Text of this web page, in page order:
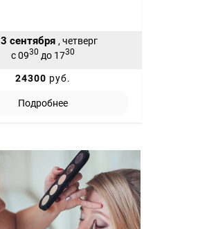
3 сентября , четверг
с 0930 до 1730
24300 руб.
Подробнее